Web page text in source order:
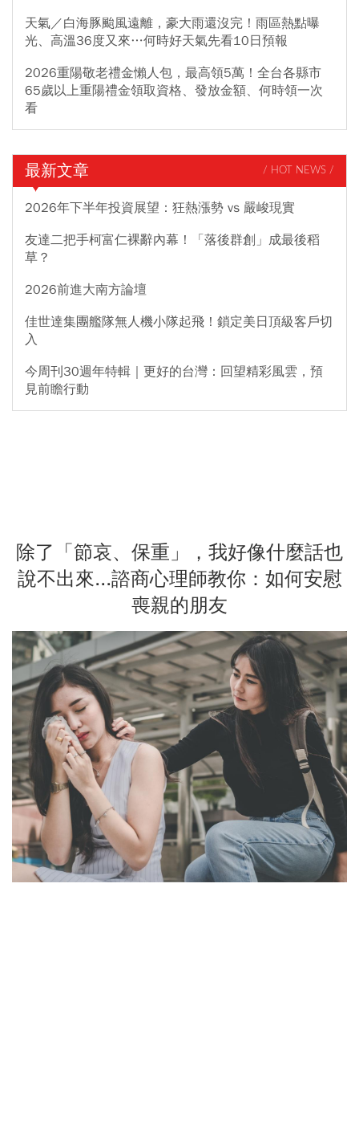
天氣／白海豚颱風遠離，豪大雨還沒完！雨區熱點曝
光、高溫36度又來…何時好天氣先看10日預報
2026重陽敬老禮金懶人包，最高領5萬！全台各縣市
65歲以上重陽禮金領取資格、發放金額、何時領一次
看
最新文章 / HOT NEWS /
2026年下半年投資展望：狂熱漲勢 vs 嚴峻現實
友達二把手柯富仁裸辭內幕！「落後群創」成最後稻
草？
2026前進大南方論壇
佳世達集團艦隊無人機小隊起飛！鎖定美日頂級客戶切
入
今周刊30週年特輯｜更好的台灣：回望精彩風雲，預
見前瞻行動
除了「節哀、保重」，我好像什麼話也
說不出來...諮商心理師教你：如何安慰
喪親的朋友